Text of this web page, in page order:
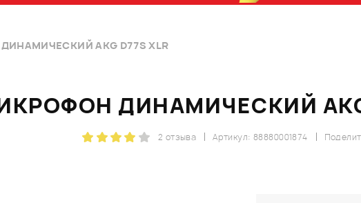
AKG D77S XLR
ДИНАМИЧЕСКИЙ AKG
Артикул: 88880001874
2 отзыва